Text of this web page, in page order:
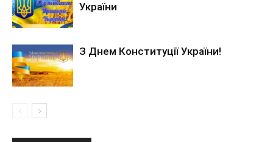
України
З Днем Конституції України!